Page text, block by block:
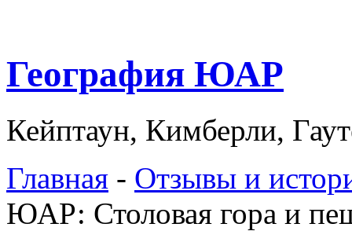
География ЮАР
Кейптаун, Кимберли,
Главная - Отзывы и
ЮАР: Столовая гора и